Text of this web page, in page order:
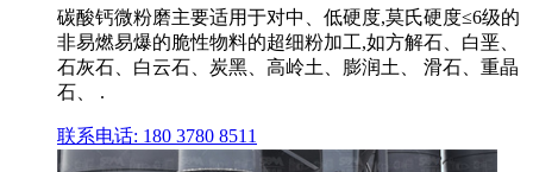
碳酸钙微粉磨主要适用于对中、低硬度,莫氏硬度≤6级的
非易燃易爆的脆性物料的超细粉加工,如方解石、白垩、
石灰石、白云石、炭黑、高岭土、膨润土、 滑石、重晶
石、 .
联系电话: 180 3780 8511